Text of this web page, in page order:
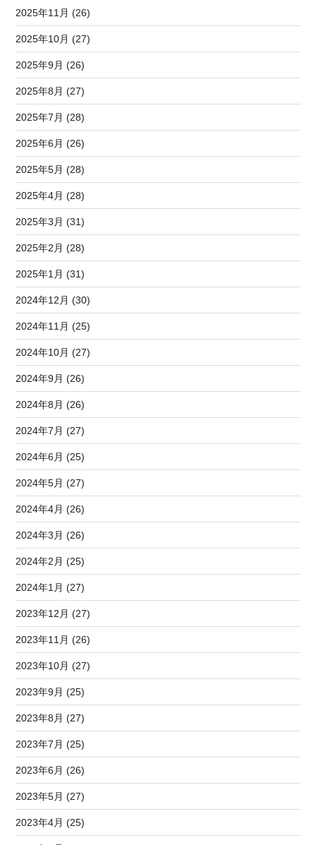
2025年11月 (26)
2025年10月 (27)
2025年9月 (26)
2025年8月 (27)
2025年7月 (28)
2025年6月 (26)
2025年5月 (28)
2025年4月 (28)
2025年3月 (31)
2025年2月 (28)
2025年1月 (31)
2024年12月 (30)
2024年11月 (25)
2024年10月 (27)
2024年9月 (26)
2024年8月 (26)
2024年7月 (27)
2024年6月 (25)
2024年5月 (27)
2024年4月 (26)
2024年3月 (26)
2024年2月 (25)
2024年1月 (27)
2023年12月 (27)
2023年11月 (26)
2023年10月 (27)
2023年9月 (25)
2023年8月 (27)
2023年7月 (25)
2023年6月 (26)
2023年5月 (27)
2023年4月 (25)